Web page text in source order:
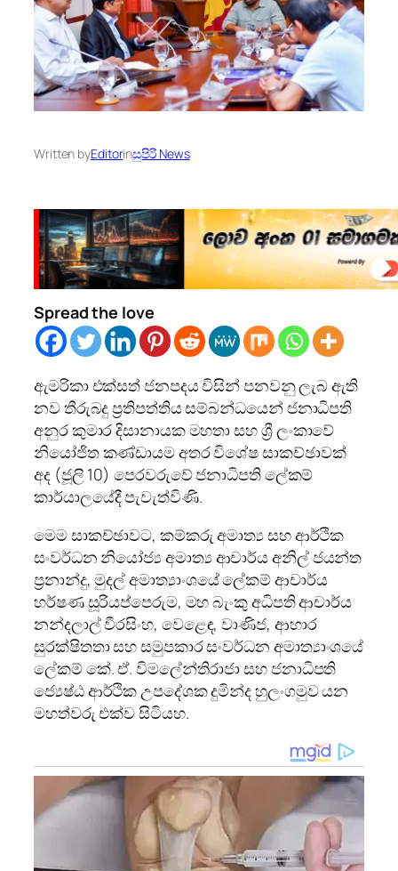
Written byEditorinසුපිරි News
Spread the love
ඇමරිකා එක්සත් ජනපදය විසින් පනවනු ලැබ ඇති
නව තීරුබදු ප්‍රතිපත්තිය සම්බන්ධයෙන් ජනාධිපති
අනුර කුමාර දිසානායක මහතා සහ ශ්‍රී ලංකාවේ
නියෝජිත කණ්ඩායම අතර විශේෂ සාකච්ඡාවක්
අද (ජූලි 10) පෙරවරුවේ ජනාධිපති ලේකම්
කාර්යාලයේදී පැවැත්විණි.
මෙම සාකච්ඡාවට, කම්කරු අමාත්‍ය සහ ආර්ථික
සංවර්ධන නියෝජ්‍ය අමාත්‍ය ආචාර්ය අනිල් ජයන්ත
ප්‍රනාන්දු, මුදල් අමාත්‍යාංශයේ ලේකම් ආචාර්ය
හර්ෂණ සූරියප්පෙරුම, මහ බැංකු අධිපති ආචාර්ය
නන්දලාල් වීරසිංහ, වෙළෙඳ, වාණිජ, ආහාර
සුරක්ෂිතතා සහ සමුපකාර සංවර්ධන අමාත්‍යාංශයේ
ලේකම් කේ. ඒ. විමලේන්තිරාජා සහ ජනාධිපති
ජ්‍යෙෂ්ඨ ආර්ථික උපදේශක දුමින්ද හුලංගමුව යන
මහත්වරු එක්ව සිටියහ.